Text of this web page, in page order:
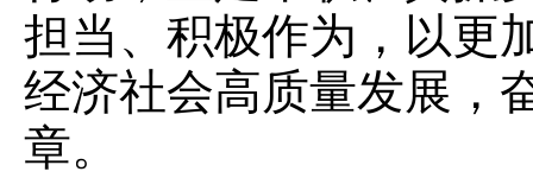
担当、积极作为，以更
经济社会高质量发展，
章。